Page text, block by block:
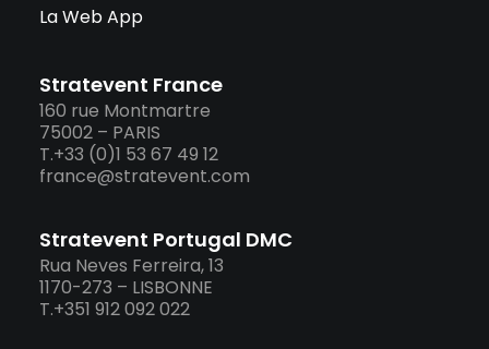
La Web App
Stratevent France
160 rue Montmartre
75002 – PARIS
T.+33 (0)1 53 67 49 12
france@stratevent.com
Stratevent Portugal DMC
Rua Neves Ferreira, 13
1170-273 – LISBONNE
T.+351 912 092 022